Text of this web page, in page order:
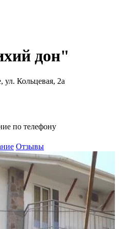
дон"
ул. Кольцевая, 2а
по телефону
Отзывы